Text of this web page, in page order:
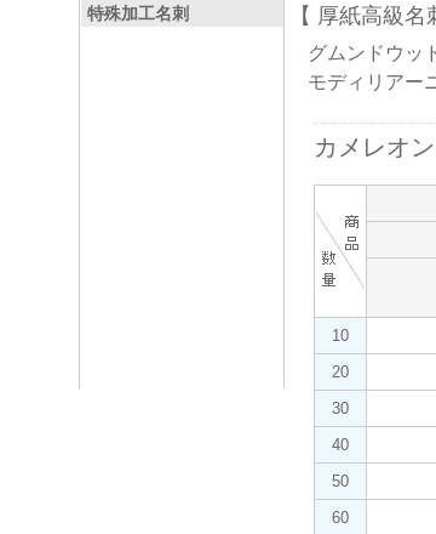
特殊加工名刺
厚紙高級名
グムンドウッ
モディリアー
カメレオ
10
20
30
40
50
60